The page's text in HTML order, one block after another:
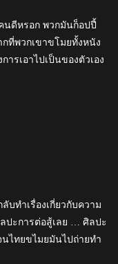
นดีหรอก พวกมันก็อปปี้
ที่พวกเขาขโมยทั้งหนัง
รเอาไปเป็นของตัวเอง
ทำเรื่องเกี่ยวกับความ
ปะการต่อสู้เลย … ศิลปะ
นไทยขไมยมันไปถ่ายทำ